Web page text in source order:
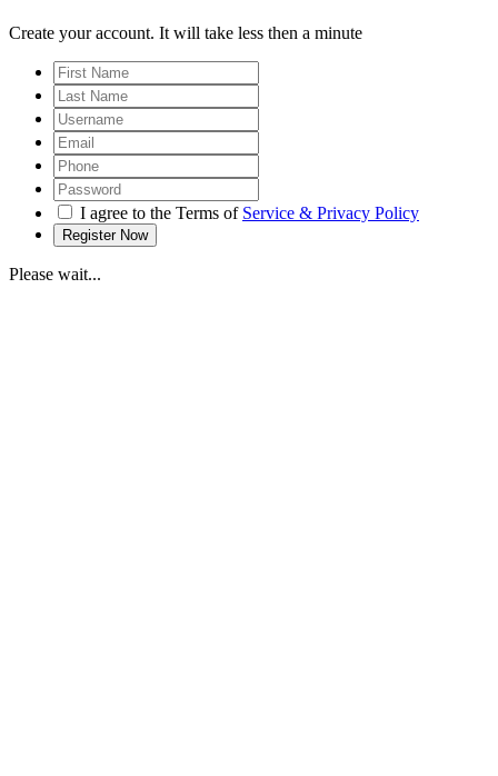
Create your account. It will take less then a minute
I agree to the Terms of Service & Privacy Policy
Please wait...